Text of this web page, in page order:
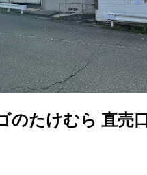
のたけむら 直売口